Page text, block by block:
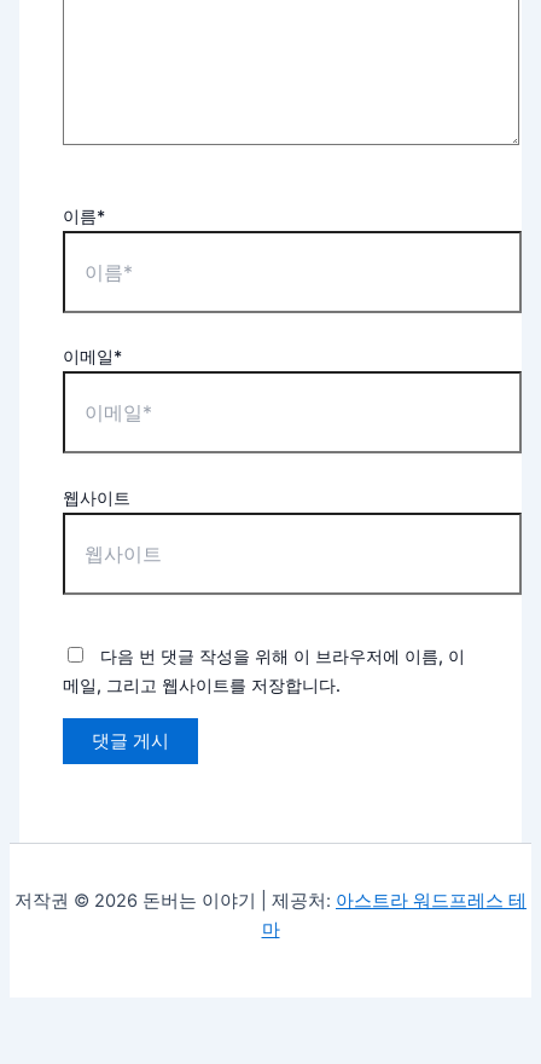
이름*
이메일*
웹사이트
다음 번 댓글 작성을 위해 이 브라우저에 이름, 이
메일, 그리고 웹사이트를 저장합니다.
저작권 © 2026 돈버는 이야기 | 제공처: 아스트라 워드프레스 테
마